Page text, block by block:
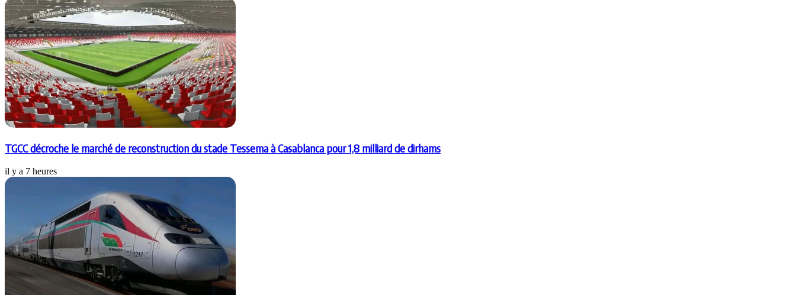
TGCC décroche le marché de reconstruction du stade Tessema à Casablanca pour 1,8 milliard de dirhams
il y a 7 heures